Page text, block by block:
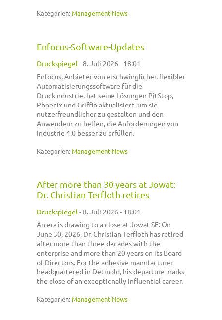
Kategorien: Management-News
Enfocus-Software-Updates
Druckspiegel -8. Juli 2026 - 18:01
Enfocus, Anbieter von erschwinglicher, flexibler
Automatisierungssoftware für die
Druckindustrie, hat seine Lösungen PitStop,
Phoenix und Griffin aktualisiert, um sie
nutzerfreundlicher zu gestalten und den
Anwendern zu helfen, die Anforderungen von
Industrie 4.0 besser zu erfüllen.
Kategorien: Management-News
After more than 30 years at Jowat:
Dr. Christian Terfloth retires
Druckspiegel -8. Juli 2026 - 18:01
An era is drawing to a close at Jowat SE: On
June 30, 2026, Dr. Christian Terfloth has retired
after more than three decades with the
enterprise and more than 20 years on its Board
of Directors. For the adhesive manufacturer
headquartered in Detmold, his departure marks
the close of an exceptionally influential career.
Kategorien: Management-News